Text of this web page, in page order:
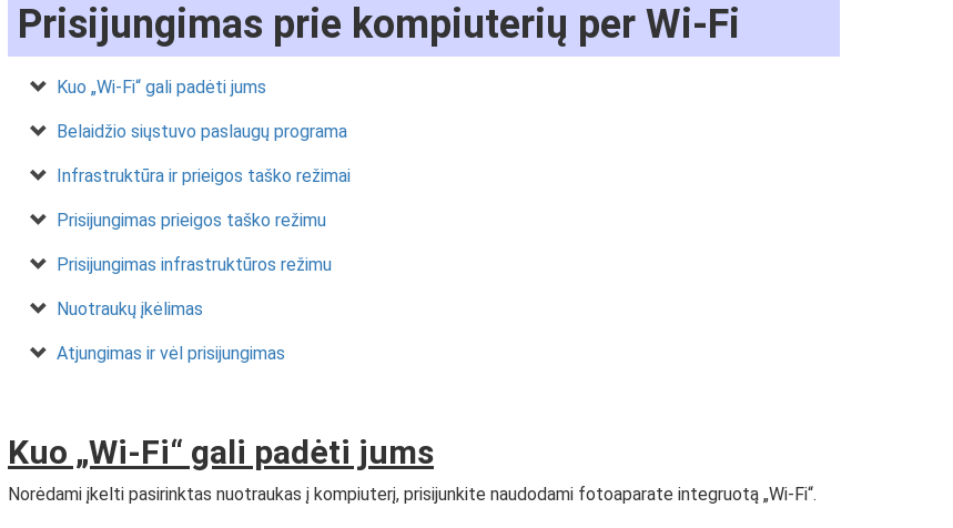
Prisijungimas prie kompiuterių per Wi-Fi
Kuo „Wi-Fi“ gali padėti jums
Belaidžio siųstuvo paslaugų programa
Infrastruktūra ir prieigos taško režimai
Prisijungimas prieigos taško režimu
Prisijungimas infrastruktūros režimu
Nuotraukų įkėlimas
Atjungimas ir vėl prisijungimas
Kuo „Wi-Fi“ gali padėti jums
Norėdami įkelti pasirinktas nuotraukas į kompiuterį, prisijunkite naudodami fotoaparate integruotą „Wi-Fi“.